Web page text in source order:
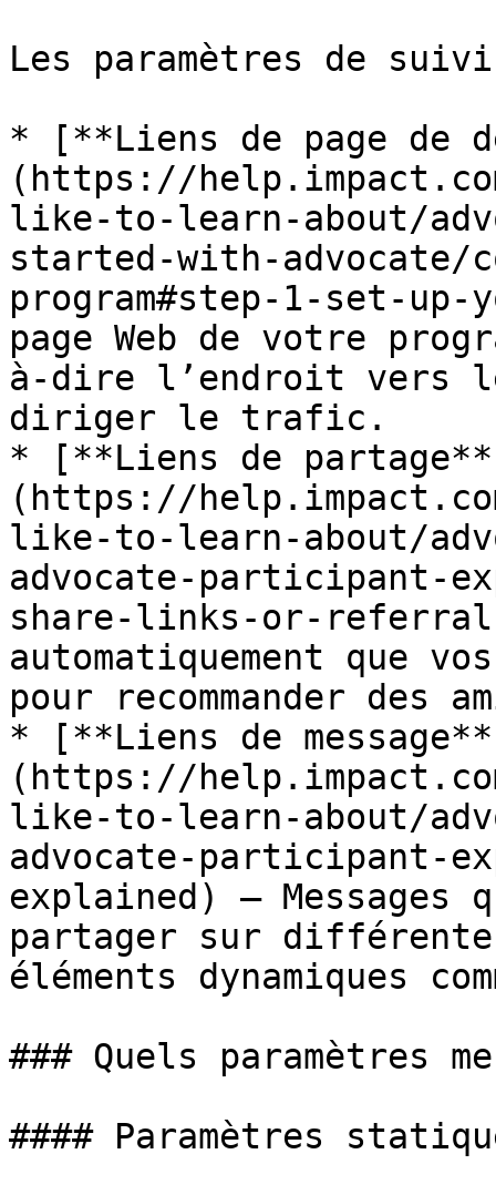
Les paramètres de
* [**Liens de page de
(https://
like-to-learn-about/
started-with-advocate/
program#step-1-set-up-
page Web de votre
à-dire l’endroit vers
diriger le trafic.
* [**Liens de
(https://
like-to-learn-about/
advocate-participant-
share-links-or-
automatiquement que
pour recommander des
* [**Liens de
(https://
like-to-learn-about/
advocate-participant-
explained) — Messages
partager sur
éléments dynamiques
### Quels paramètres
#### Paramètres